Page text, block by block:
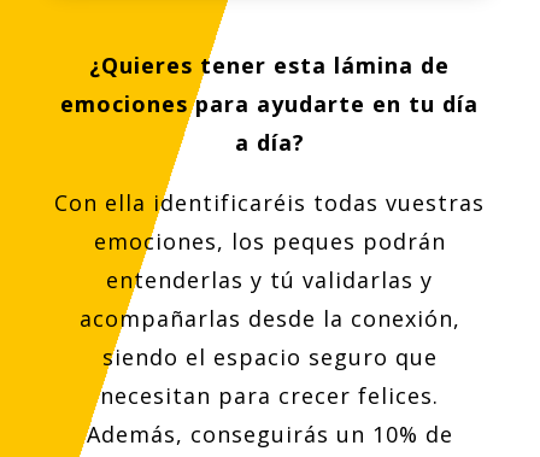
¿Quieres tener esta lámina de
emociones para ayudarte en tu día
a día?
Con ella identificaréis todas vuestras
emociones, los peques podrán
entenderlas y tú validarlas y
acompañarlas desde la conexión,
siendo el espacio seguro que
necesitan para crecer felices.
Además, conseguirás un 10% de